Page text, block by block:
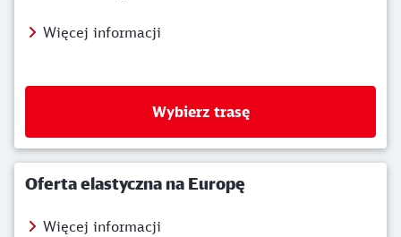
Więcej informacji
Wybierz trasę
Oferta elastyczna na Europę
Więcej informacji